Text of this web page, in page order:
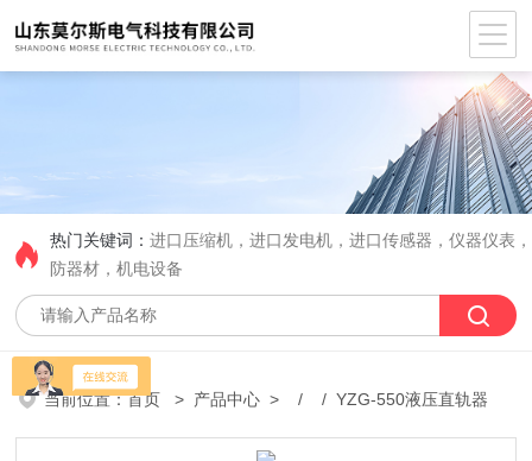
热门关键词：进口压缩机，进口发电机，进口传感器，仪器仪表
防器材，机电设备
当前位置：首页 > 产品中心 > / / YZG-550液压直轨器